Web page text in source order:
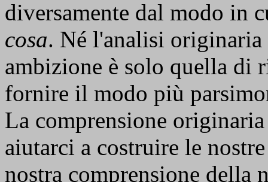
diversamente dal modo in
cosa. Né l'analisi originaria
ambizione è solo quella
fornire il modo più
La comprensione
aiutarci a costruire le
nostra comprensione della